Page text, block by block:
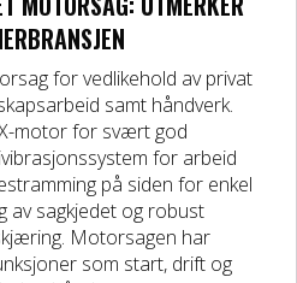
MC
for vedlikehold av privat
samt håndverk.
motor for svært god
for arbeid
på siden for enkel
av sagkjedet og robust
Motorsagen har
som start, drift og